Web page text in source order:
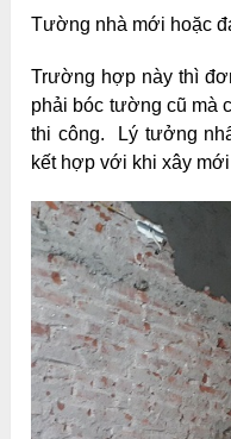
Tường nhà mới hoặc
Trường hợp này thì
phải bóc tường cũ mà
thi công. Lý tưởng
kết hợp với khi xây